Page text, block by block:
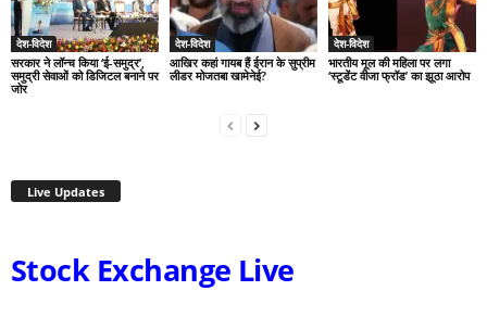
देश-विदेश
सरकार ने लॉन्च किया ‘ई-समुद्र’,
समुद्री सेवाओं को डिजिटल बनाने पर
जोर
देश-विदेश
आखिर कहां गायब हैं ईरान के सुप्रीम
लीडर मोजतबा खामेनेई?
देश-विदेश
भारतीय मूल की महिला पर लगा
‘स्टूडेंट वीजा फ्रॉड’ का झूठा आरोप
Live Updates
Stock Exchange Live